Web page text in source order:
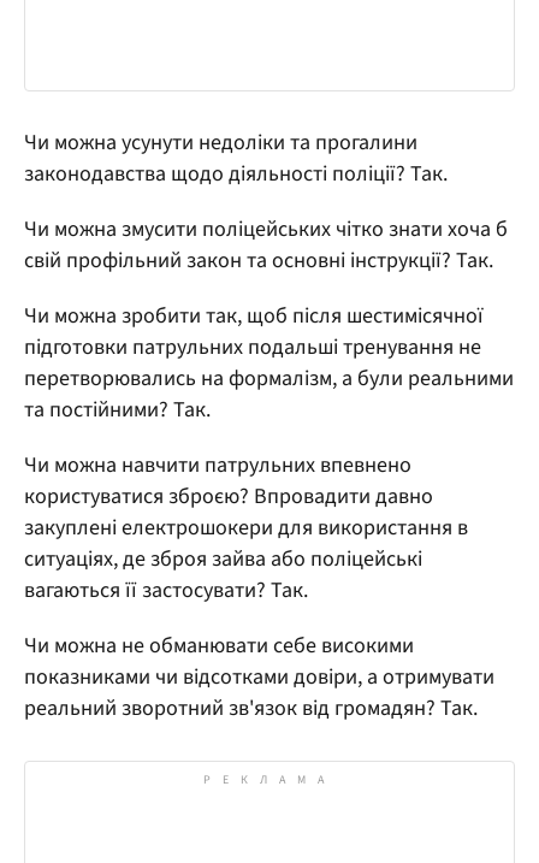
Чи можна усунути недоліки та прогалини
законодавства щодо діяльності поліції? Так.
Чи можна змусити поліцейських чітко знати хоча б
свій профільний закон та основні інструкції? Так.
Чи можна зробити так, щоб після шестимісячної
підготовки патрульних подальші тренування не
перетворювались на формалізм, а були реальними
та постійними? Так.
Чи можна навчити патрульних впевнено
користуватися зброєю? Впровадити давно
закуплені електрошокери для використання в
ситуаціях, де зброя зайва або поліцейські
вагаються її застосувати? Так.
Чи можна не обманювати себе високими
показниками чи відсотками довіри, а отримувати
реальний зворотний зв'язок від громадян? Так.